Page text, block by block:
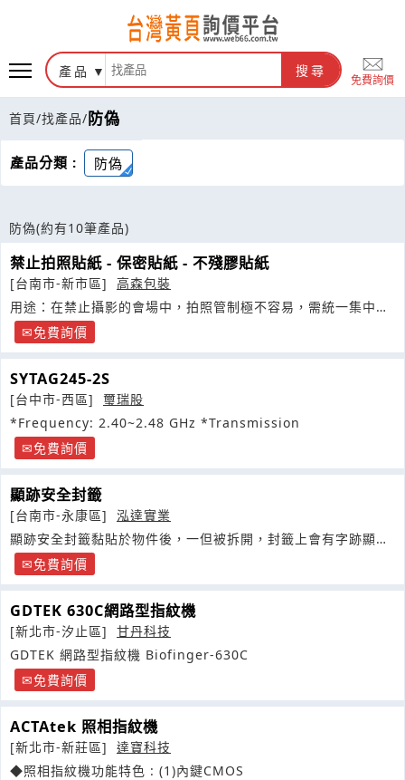
產品 搜尋
免費詢價
首頁/找產品/防偽
產品分類 : 防偽
防偽(約有10筆產品)
禁止拍照貼紙 - 保密貼紙 - 不殘膠貼紙
[台南市-新市區]
高森包裝
用途：在禁止攝影的會場中，拍照管制極不容易，需統一集中手
機與相機
免費詢價
SYTAG245-2S
[台中市-西區]
璽瑞股
*Frequency: 2.40~2.48 GHz *Transmission
免費詢價
顯跡安全封籤
[台南市-永康區]
泓達實業
顯跡安全封籤黏貼於物件後，一但被拆開，封籤上會有字跡顯
現，無法回複
免費詢價
GDTEK 630C網路型指紋機
[新北市-汐止區]
甘丹科技
GDTEK 網路型指紋機 Biofinger-630C
免費詢價
ACTAtek 照相指紋機
[新北市-新莊區]
達寶科技
◆照相指紋機功能特色 : (1)內鍵CMOS